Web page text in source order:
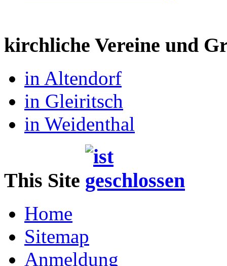
kirchliche Vereine und
in Altendorf
in Gleiritsch
in Weidenthal
This Site
Home
Sitemap
Anmeldung